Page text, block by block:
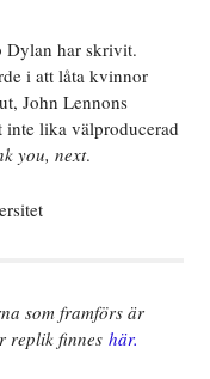
Dylan har skrivit.
i att låta kvinnor
John Lennons
inte lika välproducerad
you, next.
som framförs är
replik finneshär.